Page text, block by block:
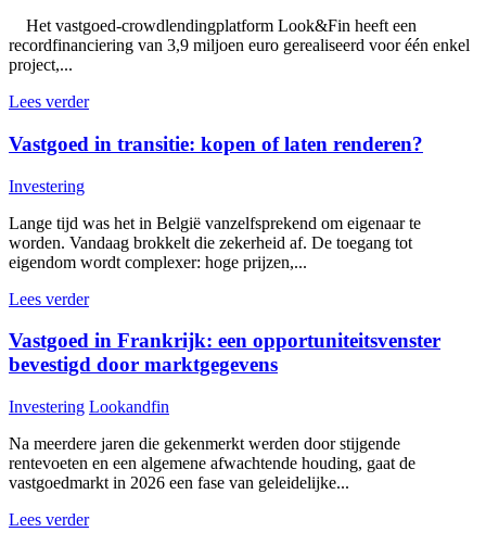
Het vastgoed-crowdlendingplatform Look&Fin heeft een
recordfinanciering van 3,9 miljoen euro gerealiseerd voor één enkel
project,...
Lees verder
Vastgoed in transitie: kopen of laten renderen?
Investering
Lange tijd was het in België vanzelfsprekend om eigenaar te
worden. Vandaag brokkelt die zekerheid af. De toegang tot
eigendom wordt complexer: hoge prijzen,...
Lees verder
Vastgoed in Frankrijk: een opportuniteitsvenster
bevestigd door marktgegevens
Investering Lookandfin
Na meerdere jaren die gekenmerkt werden door stijgende
rentevoeten en een algemene afwachtende houding, gaat de
vastgoedmarkt in 2026 een fase van geleidelijke...
Lees verder